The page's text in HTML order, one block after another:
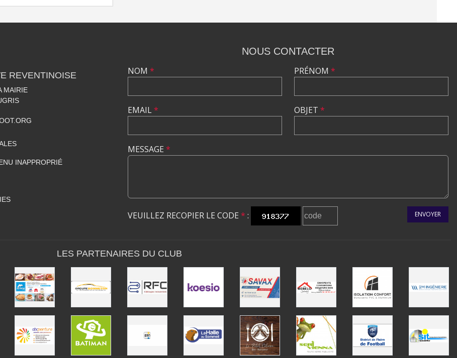
REVENTINOISE
MAIRIE
INAPPROPRIÉ
NOUS CONTACTER
NOM *
EMAIL*
PRÉNOM *
OBJET *
MESSAGE *
VEUILLEZ RECOPIER LE CODE * : ENVOYER
LES PARTENAIRES DU CLUB